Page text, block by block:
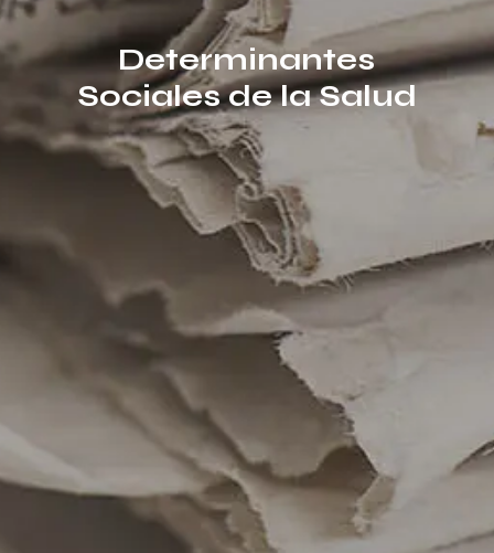
Determinantes
Sociales de la Salud